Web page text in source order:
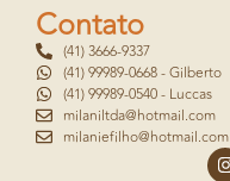
Contato
(41) 3666-9337
(41) 99989-0668 - Gilberto
(41) 99989-0540 - Luccas
milaniltda@hotmail.com
milaniefilho@hotmail.com